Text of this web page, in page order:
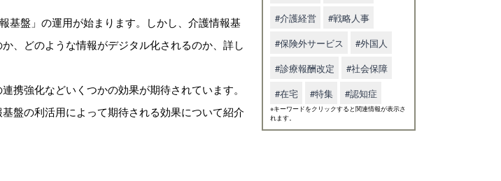
基盤」の運用が始まります。しかし、介護情報基
、どのような情報がデジタル化されるのか、詳し
携強化などいくつかの効果が期待されています。
盤の利活用によって期待される効果について紹介
#介護経営
#戦略人事
#保険外サービス
#外国人
#診療報酬改定
#社会保障
#在宅
#特集 #認知症
※キーワードをクリックすると関連情報が表示さ
れます。